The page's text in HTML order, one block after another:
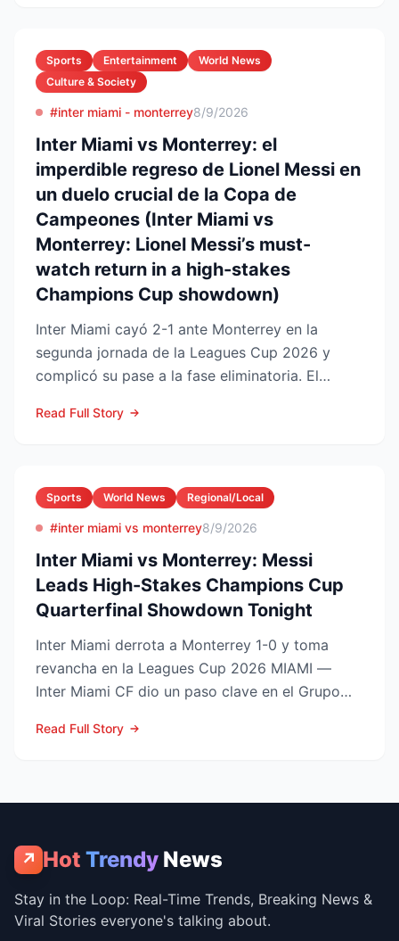
Sports Entertainment
World News
Culture & Society
#inter miami - monterrey8/9/2026
Inter Miami vs Monterrey: el
imperdible regreso de Lionel Messi en
un duelo crucial de la Copa de
Campeones (Inter Miami vs
Monterrey: Lionel Messi’s must-
watch return in a high-stakes
Champions Cup showdown)
Inter Miami cayó 2-1 ante Monterrey en la
segunda jornada de la Leagues Cup 2026 y
complicó su pase a la fase eliminatoria. El
Read Full Story
Sports World News Regional/Local
#inter miami vs monterrey8/9/2026
Inter Miami vs Monterrey: Messi
Leads High-Stakes Champions Cup
Quarterfinal Showdown Tonight
Inter Miami derrota a Monterrey 1-0 y toma
revancha en la Leagues Cup 2026 MIAMI —
Inter Miami CF dio un paso clave en el Grupo
Read Full Story
↗ Hot Trendy News
Stay in the Loop: Real-Time Trends, Breaking News &
Viral Stories everyone's talking about.